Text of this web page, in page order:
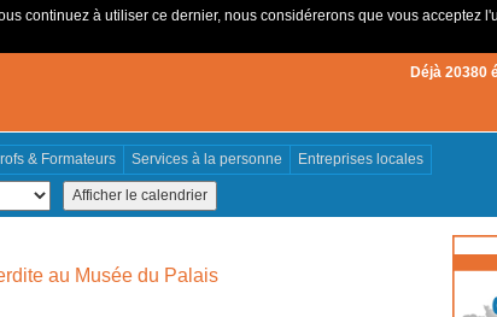
continuez à utiliser ce dernier, nous considérerons que vous acceptez
Déjà 20380
& Formateurs Services à la personne Entreprises locales
au Musée du Palais